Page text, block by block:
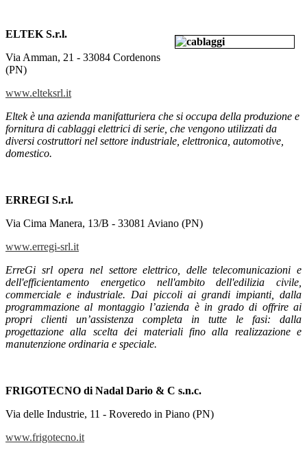
ELTEK S.r.l.
Via Amman, 21 - 33084 Cordenons
(PN)
www.elteksrl.it
Eltek è una azienda manifatturiera che si occupa della produzione e
fornitura di cablaggi elettrici di serie, che vengono utilizzati da
diversi costruttori nel settore industriale, elettronica, automotive,
domestico.
ERREGI S.r.l.
Via Cima Manera, 13/B - 33081 Aviano (PN)
www.erregi-srl.it
ErreGi srl opera nel settore elettrico, delle telecomunicazioni e
dell'efficientamento energetico nell'ambito dell'edilizia civile,
commerciale e industriale. Dai piccoli ai grandi impianti, dalla
programmazione al montaggio l’azienda è in grado di offrire ai
propri clienti un’assistenza completa in tutte le fasi: dalla
progettazione alla scelta dei materiali fino alla realizzazione e
manutenzione ordinaria e speciale.
FRIGOTECNO di Nadal Dario & C s.n.c.
Via delle Industrie, 11 - Roveredo in Piano (PN)
www.frigotecno.it